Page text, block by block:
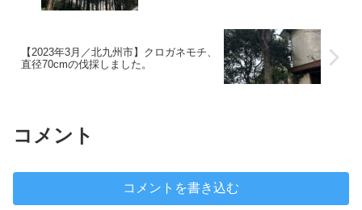
【2023年3月／北九州市】クロガネモチ、
直径70cmの伐採しました。
コメント
コメントを書き込む